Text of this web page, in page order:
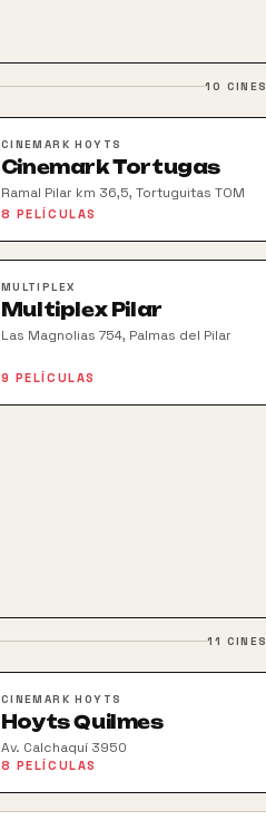
10 CINES
CINEMARK HOYTS
Cinemark Tortugas
Ramal Pilar km 36,5, Tortuguitas TOM
8 PELÍCULAS
MULTIPLEX
Multiplex Pilar
Las Magnolias 754, Palmas del Pilar
9 PELÍCULAS
11 CINES
CINEMARK HOYTS
Hoyts Quilmes
Av. Calchaquí 3950
8 PELÍCULAS